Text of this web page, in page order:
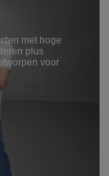
met hoge
plus
voor